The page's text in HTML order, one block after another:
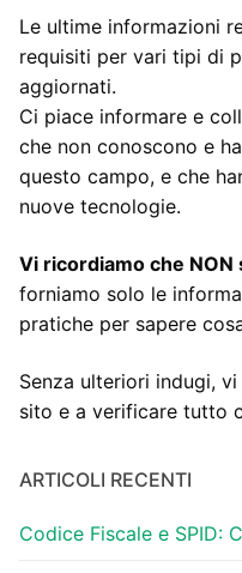
Le ultime informazioni
requisiti per vari tipi di
aggiornati.
Ci piace informare e
che non conoscono e
questo campo, e che
nuove tecnologie.
Vi ricordiamo che
forniamo solo le
pratiche per sapere
Senza ulteriori indugi,
sito e a verificare tutto
ARTICOLI RECENTI
Codice Fiscale e SPID: